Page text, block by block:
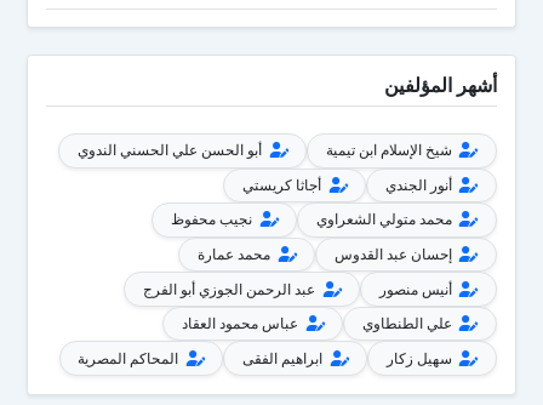
أشهر المؤلفين
شيخ الإسلام ابن تيمية
أبو الحسن علي الحسني الندوي
أنور الجندي
أجاثا كريستي
محمد متولي الشعراوي
نجيب محفوظ
إحسان عبد القدوس
محمد عمارة
أنيس منصور
عبد الرحمن الجوزي أبو الفرج
علي الطنطاوي
عباس محمود العقاد
سهيل زكار
ابراهيم الفقى المحاكم المصرية